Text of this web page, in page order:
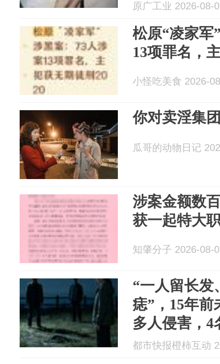
原广工业 2026-08-
松原“凌家军
13项罪名，
小怪吃美食 2026-
你对卖淫集
瓜哥的动物日记
涉案金额数
获一起特大
知肇分子 2026-08-
“一人留长发
痣”，15年前
多人侵害，4
承认实施强
都市快报橙柿互动